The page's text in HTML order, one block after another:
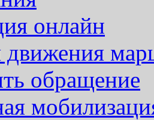
онлайн
обращение